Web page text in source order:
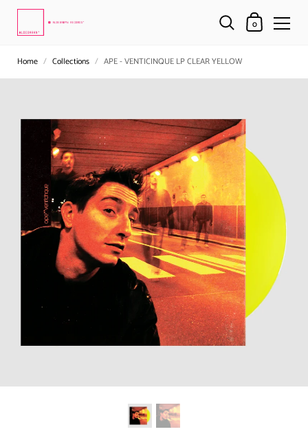
0
Home / Collections / APE - VENTICINQUE LP CLEAR YELLOW